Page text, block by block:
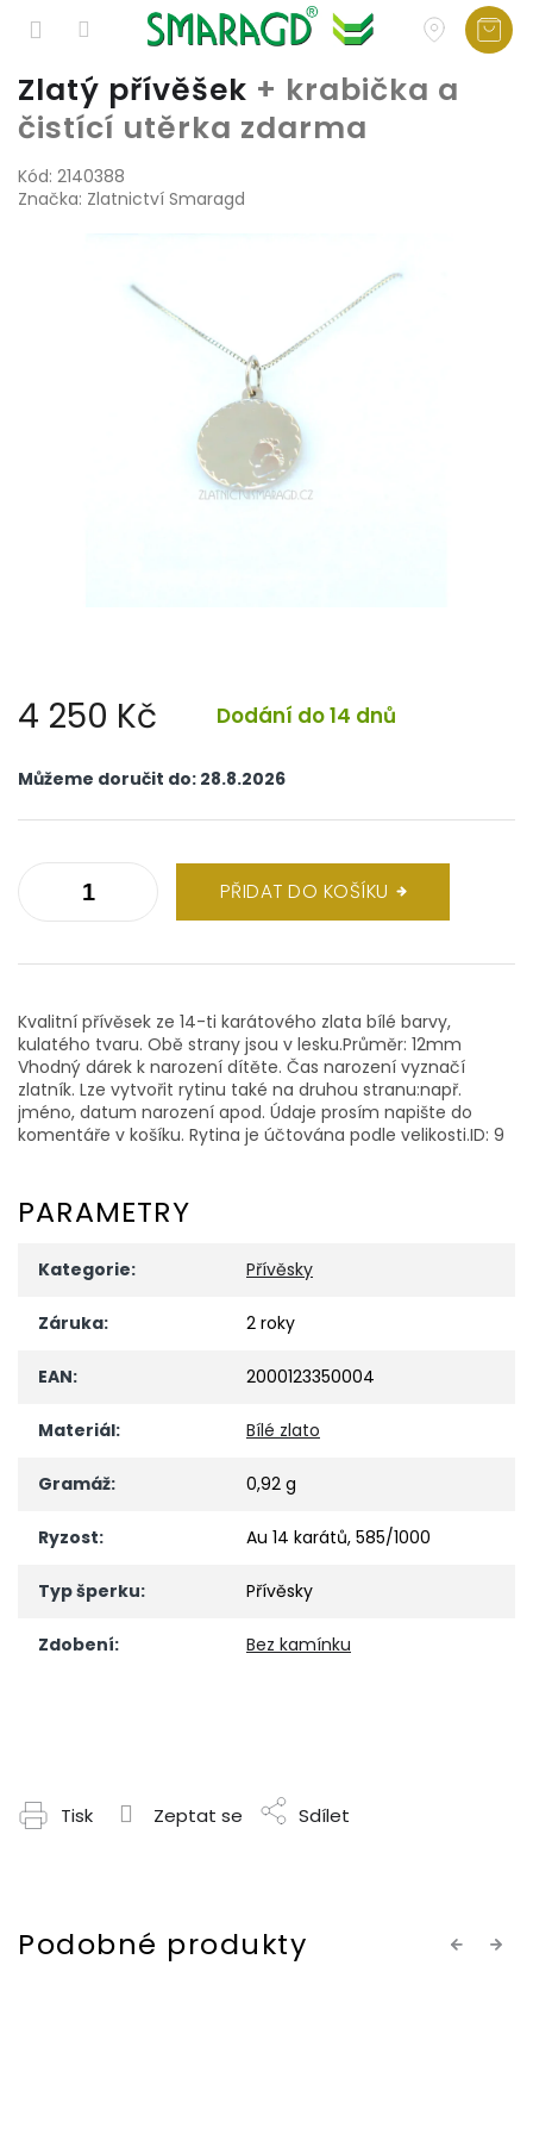
Přejít
na
obsah
Zlatý přívěšek + krabička a
čistící utěrka zdarma
Kód: 2140388
Značka: Zlatnictví Smaragd
4 250 Kč Dodání do 14 dnů
cena:
Můžeme doručit do: 28.8.2026
PŘIDAT DO KOŠÍKU
Kvalitní přívěsek ze 14-ti karátového zlata bílé barvy,
kulatého tvaru. Obě strany jsou v lesku.Průměr: 12mm
Vhodný dárek k narození dítěte. Čas narození vyznačí
zlatník. Lze vytvořit rytinu také na druhou stranu:např.
jméno, datum narození apod. Údaje prosím napište do
komentáře v košíku. Rytina je účtována podle velikosti.ID: 9
PARAMETRY
Kategorie: Přívěsky
Záruka: 2 roky
EAN: 2000123350004
Materiál: Bílé zlato
Gramáž: 0,92 g
Ryzost: Au 14 karátů, 585/1000
Typ šperku: Přívěsky
Zdobení: Bez kamínku
Tisk Zeptat se Sdílet
Previous
Next